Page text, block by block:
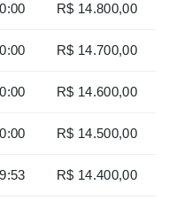
R$ 14.800,00
R$ 14.700,00
R$ 14.600,00
R$ 14.500,00
R$ 14.400,00